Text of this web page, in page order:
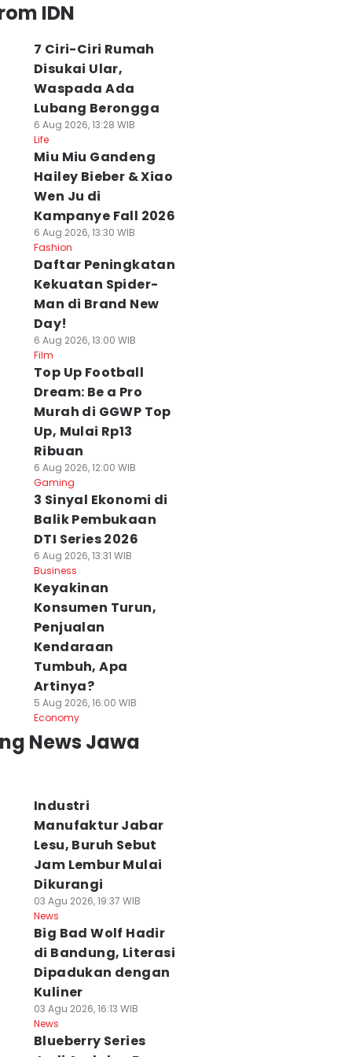
IDN
7 Ciri-Ciri Rumah
Disukai Ular,
Waspada Ada
Lubang Berongga
6 Aug 2026, 13:28 WIB
Life
Miu Miu Gandeng
Hailey Bieber & Xiao
Wen Ju di
Kampanye Fall 2026
6 Aug 2026, 13:30 WIB
Fashion
Daftar Peningkatan
Kekuatan Spider-
Man di Brand New
Day!
6 Aug 2026, 13:00 WIB
Film
Top Up Football
Dream: Be a Pro
Murah di GGWP Top
Up, Mulai Rp13
Ribuan
6 Aug 2026, 12:00 WIB
Gaming
3 Sinyal Ekonomi di
Balik Pembukaan
DTI Series 2026
6 Aug 2026, 13:31 WIB
Business
Keyakinan
Konsumen Turun,
Penjualan
Kendaraan
Tumbuh, Apa
Artinya?
5 Aug 2026, 16:00 WIB
Economy
News Jawa
Industri
Manufaktur Jabar
Lesu, Buruh Sebut
Jam Lembur Mulai
Dikurangi
03 Agu 2026, 19:37 WIB
News
Big Bad Wolf Hadir
di Bandung, Literasi
Dipadukan dengan
Kuliner
03 Agu 2026, 16:13 WIB
News
Blueberry Series